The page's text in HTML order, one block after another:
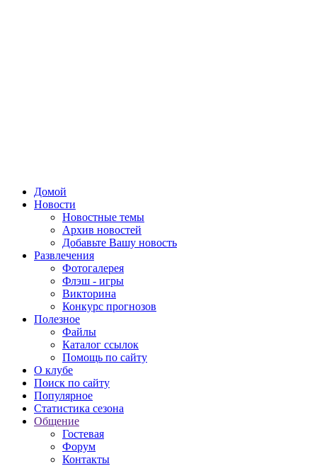
Домой
Новости
Новостные темы
Архив новостей
Добавьте Вашу новость
Развлечения
Фотогалерея
Флэш - игры
Викторина
Конкурс прогнозов
Полезное
Файлы
Каталог ссылок
Помощь по сайту
О клубе
Поиск по сайту
Популярное
Статистика сезона
Общение
Гостевая
Форум
Контакты